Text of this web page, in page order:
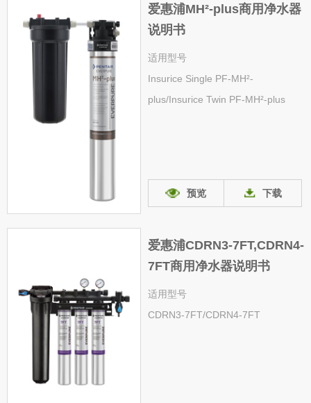
爱惠浦MH²-plus商用净水器
说明书
适用型号
Insurice Single PF-MH²-
plus/Insurice Twin PF-MH²-plus
预览 下载
爱惠浦CDRN3-7FT,CDRN4-
7FT商用净水器说明书
适用型号
CDRN3-7FT/CDRN4-7FT